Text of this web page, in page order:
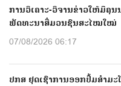
ການວິເຄາະ-ວິຈານຂ່າວໃຫ້ມີຄຸ
ພັດທະນາສື່ມວນຊົນສະໄໝໃໝ່
07/08/2026 06:17
ປກສ ຢຸດເຊົາການອອກປື້ມສຳມ